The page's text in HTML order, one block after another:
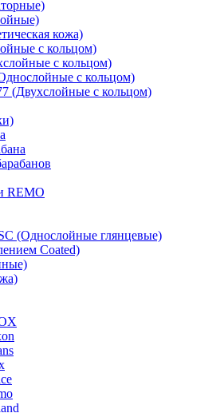
кожа)
с кольцом)
с кольцом)
с кольцом)
(Двухслойные с кольцом)
REMO
(Однослойные глянцевые)
Coated)